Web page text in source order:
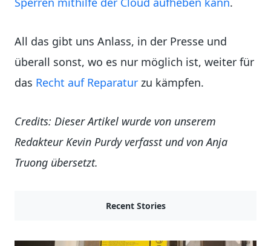
All das gibt uns Anlass, in der Presse und
überall sonst, wo es nur möglich ist, weiter für
das Recht auf Reparatur zu kämpfen.
Credits: Dieser Artikel wurde von unserem
Redakteur Kevin Purdy verfasst und von Anja
Truong übersetzt.
Recent Stories